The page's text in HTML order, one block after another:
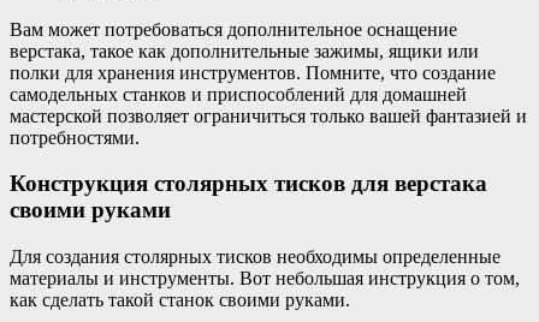
Вам может потребоваться дополнительное оснащение
верстака, такое как дополнительные зажимы, ящики или
полки для хранения инструментов. Помните, что создание
самодельных станков и приспособлений для домашней
мастерской позволяет ограничиться только вашей фантазией и
потребностями.
Конструкция столярных тисков для верстака
своими руками
Для создания столярных тисков необходимы определенные
материалы и инструменты. Вот небольшая инструкция о том,
как сделать такой станок своими руками.